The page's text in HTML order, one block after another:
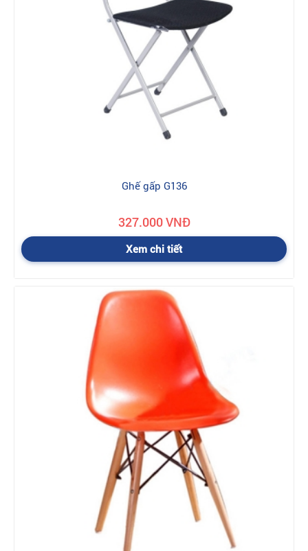
Ghế gấp G136
327.000 VNĐ
Xem chi tiết